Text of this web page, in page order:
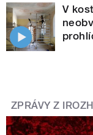
V
ZPRÁVY Z